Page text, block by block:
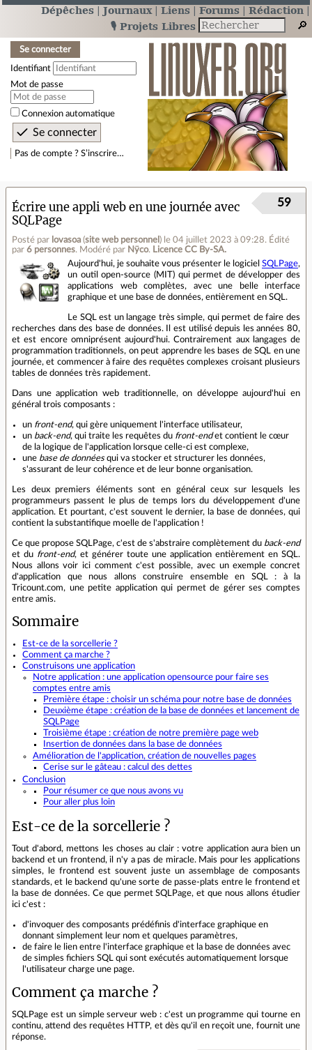
Dépêches Journaux Liens Forums
Rédaction
🎙️ Projets Libres
Se connecter
Identifiant
Mot de passe
Connexion automatique
Pas de compte ? S’inscrire…
Écrire une appli web en une journée avec
SQLPage
Posté par lovasoa (site web personnel ) le 04 juillet 2023 à 09:28. Édité
par 6 personnes. Modéré par Nÿco. Licence CC By‑SA.
59
Aujourd'hui, je souhaite vous présenter le logiciel SQLPage,
un outil open-source (MIT) qui permet de développer des
applications web complètes, avec une belle interface
graphique et une base de données, entièrement en SQL.
Le SQL est un langage très simple, qui permet de faire des
recherches dans des base de données. Il est utilisé depuis les années 80,
et est encore omniprésent aujourd'hui. Contrairement aux langages de
programmation traditionnels, on peut apprendre les bases de SQL en une
journée, et commencer à faire des requêtes complexes croisant plusieurs
tables de données très rapidement.
Dans une application web traditionnelle, on développe aujourd'hui en
général trois composants :
un front-end, qui gère uniquement l'interface utilisateur,
un back-end, qui traite les requêtes du front-endet contient le cœur
de la logique de l'application lorsque celle-ci est complexe,
une base de donnéesqui va stocker et structurer les données,
s'assurant de leur cohérence et de leur bonne organisation.
Les deux premiers éléments sont en général ceux sur lesquels les
programmeurs passent le plus de temps lors du développement d'une
application. Et pourtant, c'est souvent le dernier, la base de données, qui
contient la substantifique moelle de l'application !
Ce que propose SQLPage, c'est de s'abstraire complètement du back-end
et du front-end, et générer toute une application entièrement en SQL.
Nous allons voir ici comment c'est possible, avec un exemple concret
d'application que nous allons construire ensemble en SQL : à la
Tricount.com, une petite application qui permet de gérer ses comptes
entre amis.
Sommaire
Est-ce de la sorcellerie ?
Comment ça marche ?
Construisons une application
Notre application : une application opensource pour faire ses
comptes entre amis
Première étape : choisir un schéma pour notre base de données
Deuxième étape : création de la base de données et lancement de
SQLPage
Troisième étape : création de notre première page web
Insertion de données dans la base de données
Amélioration de l'application, création de nouvelles pages
Cerise sur le gâteau : calcul des dettes
Conclusion
Pour résumer ce que nous avons vu
Pour aller plus loin
Est-ce de la sorcellerie ?
Tout d'abord, mettons les choses au clair : votre application aura bien un
backend et un frontend, il n'y a pas de miracle. Mais pour les applications
simples, le frontend est souvent juste un assemblage de composants
standards, et le backend qu'une sorte de passe-plats entre le frontend et
la base de données. Ce que permet SQLPage, et que nous allons étudier
ici c'est :
d'invoquer des composants prédéfinis d'interface graphique en
donnant simplement leur nom et quelques paramètres,
de faire le lien entre l'interface graphique et la base de données avec
de simples fichiers SQL qui sont exécutés automatiquement lorsque
l'utilisateur charge une page.
Comment ça marche ?
SQLPage est un simple serveur web : c'est un programme qui tourne en
continu, attend des requêtes HTTP, et dès qu'il en reçoit une, fournit une
réponse.